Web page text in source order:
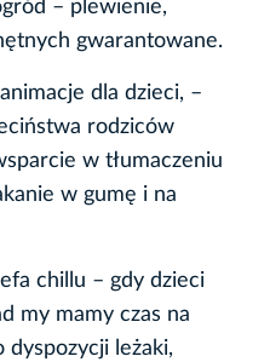
– plewienie,
gwarantowane.
dla dzieci, –
rodziców
w tłumaczeniu
w gumę i na
chillu – gdy dzieci
my mamy czas na
dyspozycji leżaki,